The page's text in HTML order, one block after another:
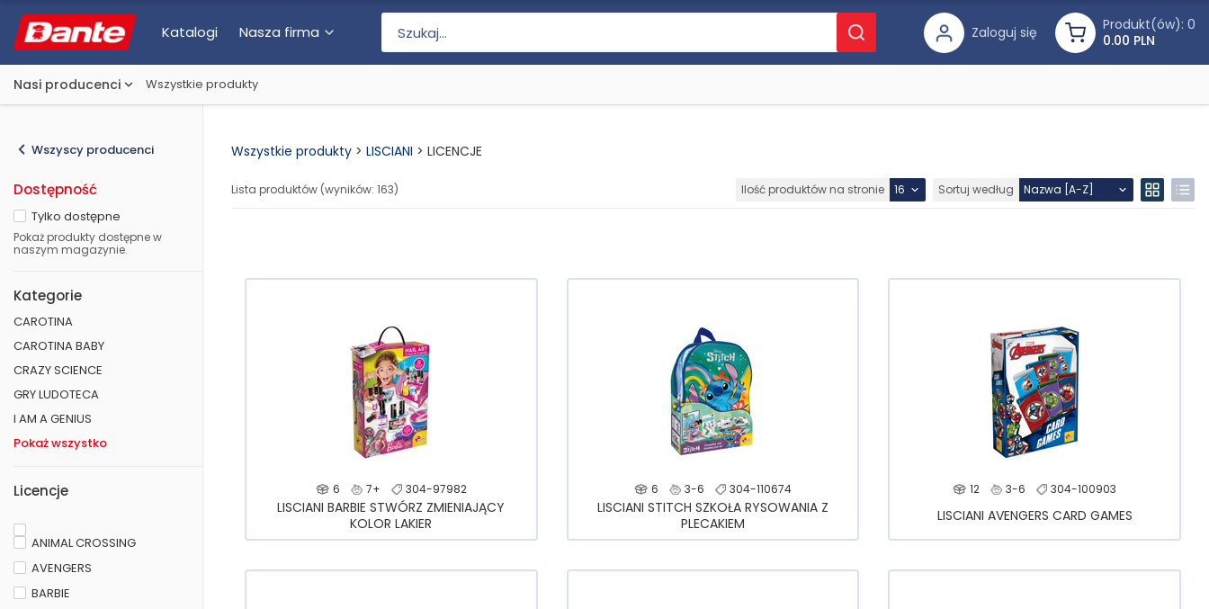
Katalogi Nasza firma Produkt(ów): 0
0.00 PLN
Nasi producenci Wszystkie produkty
Zaloguj się
Wszyscy producenci
Dostępność
Tylko dostępne
Pokaż produkty dostępne w
naszym magazynie.
Kategorie
CAROTINA
CAROTINA BABY
CRAZY SCIENCE
GRY LUDOTECA
I AM A GENIUS
Pokaż wszystko
Licencje
ANIMAL CROSSING
AVENGERS
BARBIE
Wszystkie produkty > LISCIANI > LICENCJE
Lista produktów (wyników: 163) Ilość produktów na stronie Sortuj według
6 7+ 304-97982
LISCIANI BARBIE STWÓRZ ZMIENIAJĄCY
KOLOR LAKIER
6 3-6 304-110674
LISCIANI STITCH SZKOŁA RYSOWANIA Z
PLECAKIEM
12 3-6 304-100903
LISCIANI AVENGERS CARD GAMES